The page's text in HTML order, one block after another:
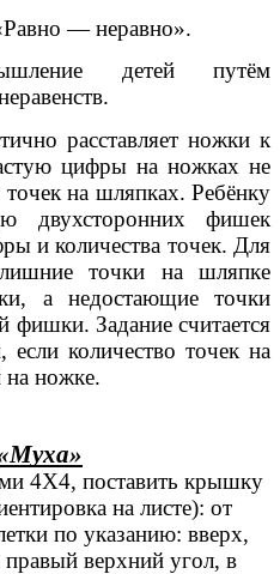
— неравно».
детей путём
расставляет ножки к
цифры на ножках не
на шляпках. Ребёнку
двухсторонних фишек
и количества точек. Для
точки на шляпке
а недостающие точки
фишки. Задание считается
количество точек на
на ножке.
4Х4, поставить крышку
на листе): от
по указанию: вверх,
правый верхний угол, в